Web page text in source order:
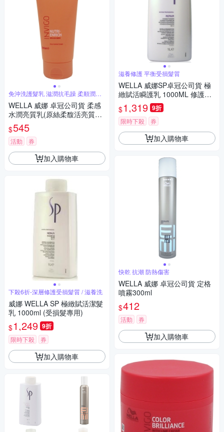
免沖洗護髮乳 滋潤抗毛躁 柔順潤澤
易梳理
WELLA 威娜 卓冠公司貨 柔感
水潤亮質乳(原絲柔馥活亮質乳)
150ML免沖洗
$545
活動 券
加入購物車
下殺6折-深層修護受損髮質 / 滋養洗
威娜 WELLA SP 極緻賦活潔髮
乳 1000ml (受損髮專用)
$1,249 9折
限時下殺 券
加入購物車
滋養修護 平衡受損髮質
WELLA 威娜SP卓冠公司貨 極
緻賦活瞬護乳 1000ML 修護平
衡受損髮質
$1,319 9折
限時下殺 券
加入購物車
快乾 抗潮 防熱傷害
WELLA 威娜 卓冠公司貨 定格
噴霧300ml
$412
活動 券
加入購物車